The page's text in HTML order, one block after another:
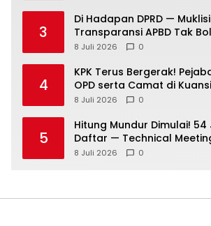
3
Di Hadapan DPRD —
Transparansi APBD Tak
Slogan!
8 Juli 2026 0
4
KPK Terus Bergerak!
OPD serta Camat di
Suasana Kian Memanas!
8 Juli 2026 0
5
Hitung Mundur Dimulai! 54
Daftar — Technical
Rayon III Benai Digelar
8 Juli 2026 0